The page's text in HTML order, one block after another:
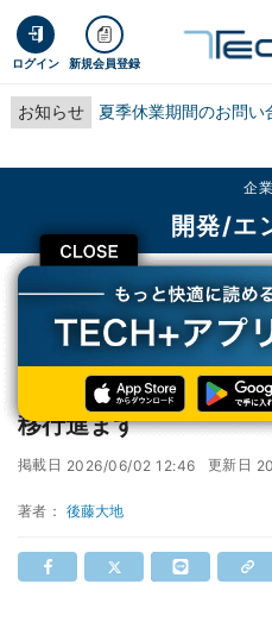
ログイン 新規会員登録
お知らせ 夏季休業期間のお問い
企
開発/エ
TECH+ 企業IT
開発/エンジニア
Windows 10利用者なお約3割、HP製PC
Windows 10利用者な
移行進まず
掲載日 2026/06/02 12:46 更新日
著者： 後藤大地